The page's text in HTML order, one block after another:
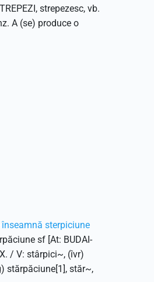
strepezesc, vb.
A (se) produce o
sterpiciune
sf [At: BUDAI-
/ V: stârpici~, (îvr)
stărpăciune[1], stăr~,